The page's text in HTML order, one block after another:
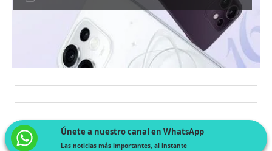
Únete a nuestro canal en WhatsApp
Las noticias más importantes, al instante